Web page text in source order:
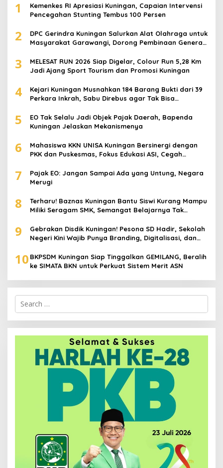
1
Kemenkes RI Apresiasi Kuningan, Capaian Intervensi
Pencegahan Stunting Tembus 100 Persen
2
DPC Gerindra Kuningan Salurkan Alat Olahraga untuk
Masyarakat Garawangi, Dorong Pembinaan Generasi
3
MELESAT RUN 2026 Siap Digelar, Colour Run 5,28 Km
Jadi Ajang Sport Tourism dan Promosi Kuningan
4
Kejari Kuningan Musnahkan 184 Barang Bukti dari 39
Perkara Inkrah, Sabu Direbus agar Tak Bisa
5
EO Tak Selalu Jadi Objek Pajak Daerah, Bapenda
Kuningan Jelaskan Mekanismenya
6
Mahasiswa KKN UNISA Kuningan Bersinergi dengan
PKK dan Puskesmas, Fokus Edukasi ASI, Cegah
7
Pajak EO: Jangan Sampai Ada yang Untung, Negara
Merugi
8
Terharu! Baznas Kuningan Bantu Siswi Kurang Mampu
Miliki Seragam SMK, Semangat Belajarnya Tak
9
Gebrakan Disdik Kuningan! Pesona SD Hadir, Sekolah
Negeri Kini Wajib Punya Branding, Digitalisasi, dan
10 BKPSDM Kuningan Siap Tinggalkan GEMILANG, Beralih
ke SIMATA BKN untuk Perkuat Sistem Merit ASN
Search
for: